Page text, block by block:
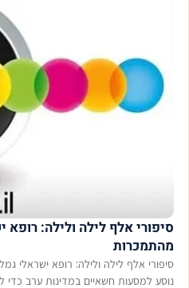
סיפורי אלף לילה ולילה: רופא
מהתמכרות
סיפורי אלף לילה ולילה: רופא ישראלי
נוסע למסעות חשאיים במדינות ערב כדי